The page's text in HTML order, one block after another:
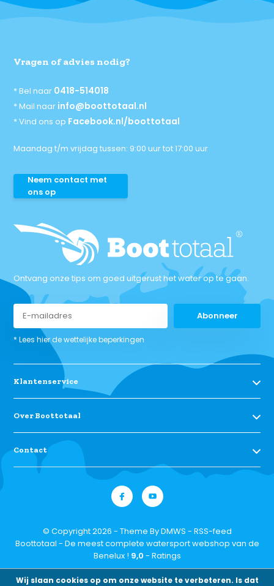
Vragen of advies nodig?
* Bel naar 0418-514018
* Mail naar info@boottotaal.nl
* Vind ons op Facebook.nl/boottotaal
Maandag t/m vrijdag tussen: 9:00 uur tot 17:00 uur
Neem contact met
ons op
Ontvang onze tips om goed uitgerust het water op te gaan.
Abonneer
* Lees hier de wettelijke beperkingen
Klantenservice
Over Boottotaal
Contact
© Copyright 2026 - Theme ByDMWS - RSS-feed
Boottotaal - De meest complete watersport webshop van de
Benelux ! 9,0 - Ratings
Wij slaan cookies op om onze website te verbeteren. Is dat